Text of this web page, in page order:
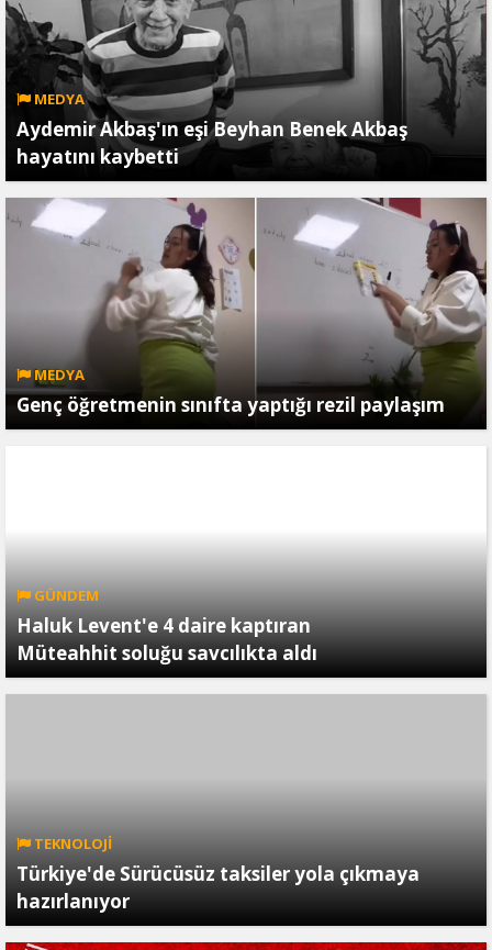
MEDYA
Aydemir Akbaş'ın eşi Beyhan Benek Akbaş
hayatını kaybetti
MEDYA
Genç öğretmenin sınıfta yaptığı rezil paylaşım
GÜNDEM
Haluk Levent'e 4 daire kaptıran
Müteahhit soluğu savcılıkta aldı
TEKNOLOJİ
Türkiye'de Sürücüsüz taksiler yola çıkmaya
hazırlanıyor